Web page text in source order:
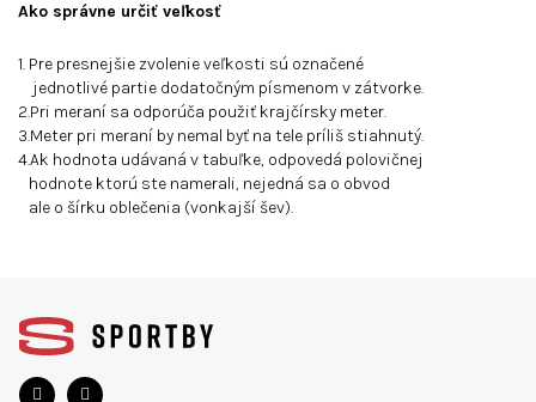
Ako správne určiť veľkosť
1. Pre presnejšie zvolenie veľkosti sú označené
jednotlivé partie dodatočným písmenom v zátvorke.
2.Pri meraní sa odporúča použiť krajčírsky meter.
3.Meter pri meraní by nemal byť na tele príliš stiahnutý.
4.Ak hodnota udávaná v tabuľke, odpovedá polovičnej
hodnote ktorú ste namerali, nejedná sa o obvod
ale o šírku oblečenia (vonkajší šev).